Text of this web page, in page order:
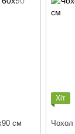
см
Хіт
Чохол